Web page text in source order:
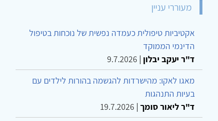
מעוררי עניין
אקטיביות טיפולית כעמדה נפשית של נוכחות בטיפול
הדינמי הממוקד
ד"ר יעקב יבלון |
9.7.2026
מאגו לאקו: מהישרדות להגשמה בהורות לילדים עם
בעיות התנהגות
ד"ר ליאור סומך |
19.7.2026